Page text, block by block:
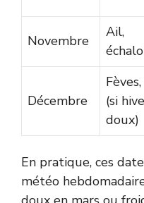
Novembre
Ail,
Décembre
(si
doux)
En pratique, ces
météo